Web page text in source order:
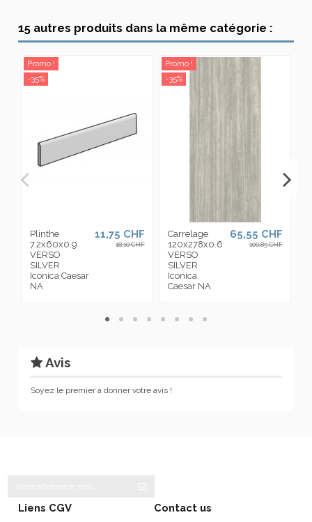
15 autres produits dans la même catégorie :
Promo !
-35%
Plinthe
7.2x60x0.9
VERSO
SILVER
Iconica Caesar
NA
11,75 CHF
18,10 CHF
Promo !
-35%
Carrelage
120x278x0.6
VERSO
SILVER
Iconica
Caesar NA
65,55 CHF
100,85 CHF
Avis
Soyez le premier à donner votre avis !
Liens CGV Contact us